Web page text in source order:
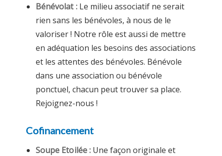
Bénévolat :Le milieu associatif ne serait
rien sans les bénévoles, à nous de le
valoriser ! Notre rôle est aussi de mettre
en adéquation les besoins des associations
et les attentes des bénévoles. Bénévole
dans une association ou bénévole
ponctuel, chacun peut trouver sa place.
Rejoignez-nous !
Cofinancement
Soupe Etoilée : Une façon originale et